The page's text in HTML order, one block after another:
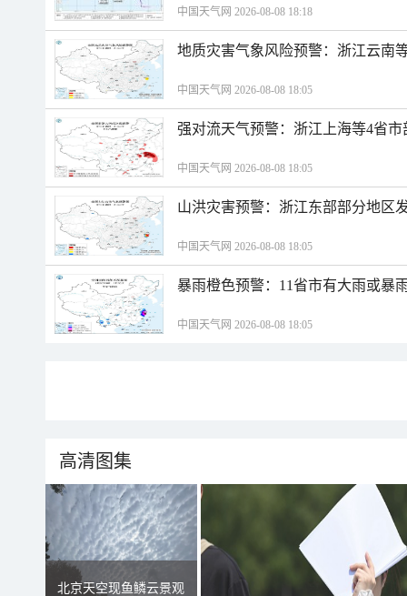
中国天气网 2026-08-08 18:18
地质灾害气象风险预警：浙江云南
中国天气网 2026-08-08 18:05
强对流天气预警：浙江上海等4省
中国天气网 2026-08-08 18:05
山洪灾害预警：浙江东部部分地区
中国天气网 2026-08-08 18:05
暴雨橙色预警：11省市有大雨或暴
中国天气网 2026-08-08 18:05
高清图集
北京天空现鱼鳞云景观